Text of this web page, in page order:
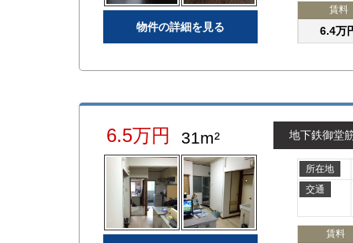
物件の詳細を見る
賃料
6.4万
6.5万円 31m² 地下鉄御堂
所在地
交通
賃料